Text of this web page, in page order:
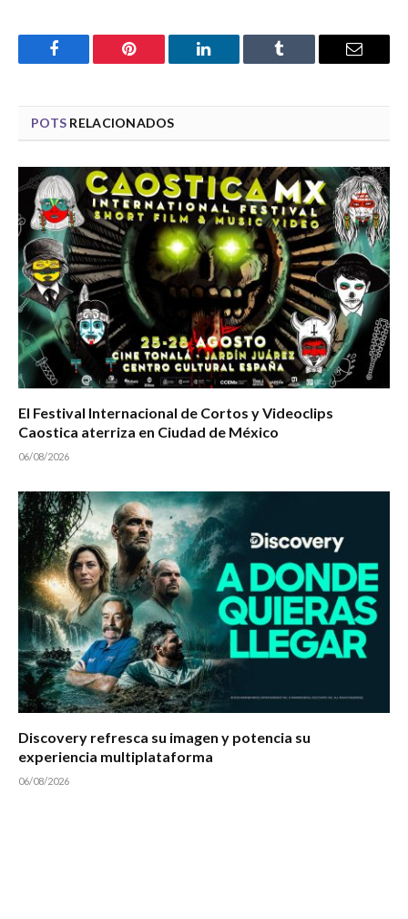
Facebook Pinterest LinkedIn Tumblr Email
POTS RELACIONADOS
El Festival Internacional de Cortos y Videoclips
Caostica aterriza en Ciudad de México
06/08/2026
Discovery refresca su imagen y potencia su
experiencia multiplataforma
06/08/2026